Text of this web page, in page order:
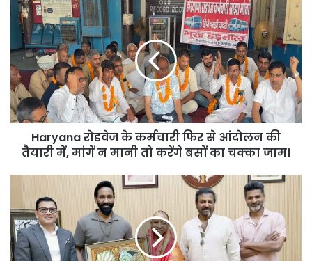
Haryana
रोडवेज
कर्मचारी
फिर
से
आंदोलन
की
तैयारी
करेंगे
बसों
का
चक्का
Haryana रोडवेज के कर्मचारी फिर से आंदोलन की
तैयारी में, मांगें न मानी तो करेंगे बसों का चक्का जाम।
और
‘कनप्पा’
टीम
ने